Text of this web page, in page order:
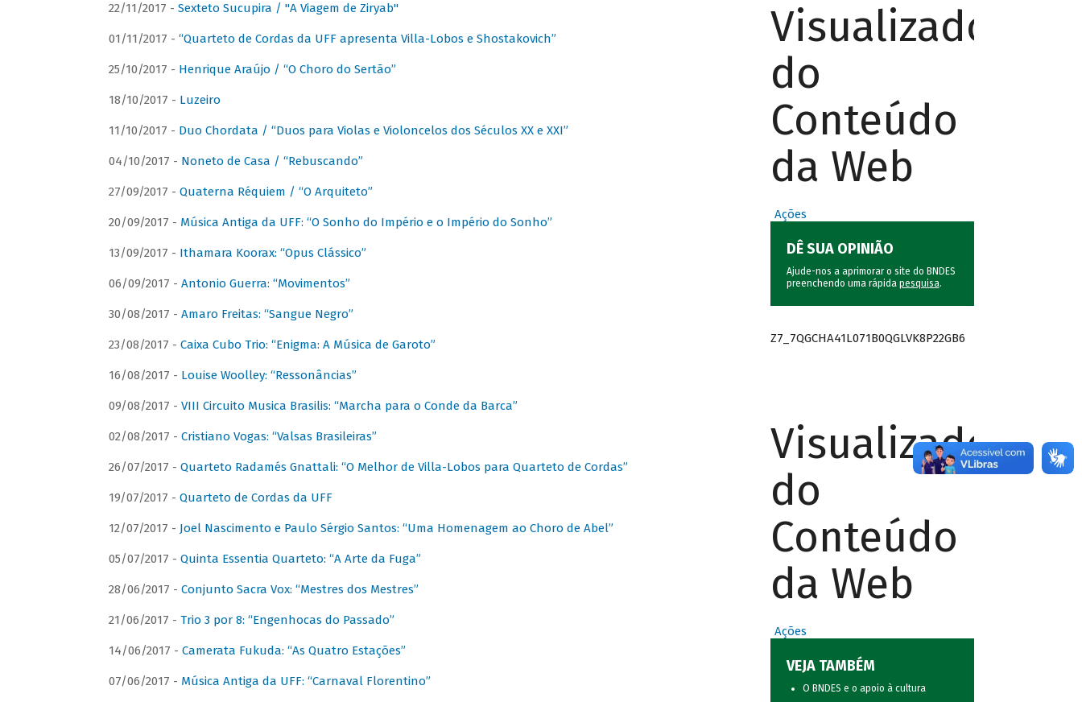
22/11/2017 - Sexteto Sucupira / "A Viagem de Ziryab"
01/11/2017 - “Quarteto de Cordas da UFF apresenta Villa-Lobos e Shostakovich”
25/10/2017 - Henrique Araújo / “O Choro do Sertão”
18/10/2017 - Luzeiro
11/10/2017 - Duo Chordata / “Duos para Violas e Violoncelos dos Séculos XX e XXI”
04/10/2017 - Noneto de Casa / “Rebuscando”
27/09/2017 - Quaterna Réquiem / “O Arquiteto”
20/09/2017 - Música Antiga da UFF: “O Sonho do Império e o Império do Sonho”
13/09/2017 - Ithamara Koorax: “Opus Clássico”
06/09/2017 - Antonio Guerra: “Movimentos”
30/08/2017 - Amaro Freitas: “Sangue Negro”
23/08/2017 - Caixa Cubo Trio: “Enigma: A Música de Garoto”
16/08/2017 - Louise Woolley: “Ressonâncias”
09/08/2017 - VIII Circuito Musica Brasilis: “Marcha para o Conde da Barca”
02/08/2017 - Cristiano Vogas: “Valsas Brasileiras”
26/07/2017 - Quarteto Radamés Gnattali: “O Melhor de Villa-Lobos para Quarteto de Cordas”
19/07/2017 - Quarteto de Cordas da UFF
12/07/2017 - Joel Nascimento e Paulo Sérgio Santos: “Uma Homenagem ao Choro de Abel”
05/07/2017 - Quinta Essentia Quarteto: “A Arte da Fuga”
28/06/2017 - Conjunto Sacra Vox: “Mestres dos Mestres”
21/06/2017 - Trio 3 por 8: “Engenhocas do Passado”
14/06/2017 - Camerata Fukuda: “As Quatro Estações”
07/06/2017 - Música Antiga da UFF: “Carnaval Florentino”
Visualizador
do
Conteúdo
da Web
Ações
DÊ SUA OPINIÃO
Ajude-nos a aprimorar o site do BNDES
preenchendo uma rápida pesquisa.
Z7_7QGCHA41L071B0QGLVK8P22GB6
Visualizador
do
Conteúdo
da Web
Ações
VEJA TAMBÉM
O BNDES e o apoio à cultura